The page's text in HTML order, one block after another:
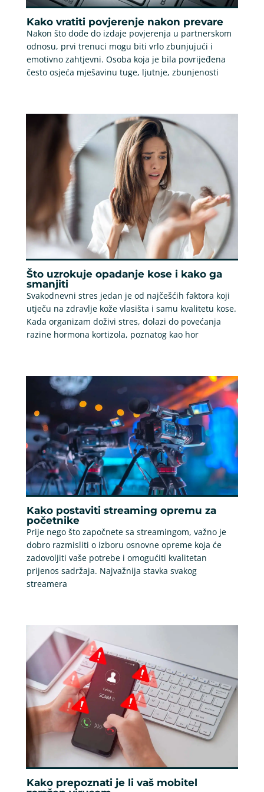
Kako vratiti povjerenje nakon prevare
Nakon što dođe do izdaje povjerenja u partnerskom
odnosu, prvi trenuci mogu biti vrlo zbunjujući i
emotivno zahtjevni. Osoba koja je bila povrijeđena
često osjeća mješavinu tuge, ljutnje, zbunjenosti
Što uzrokuje opadanje kose i kako ga
smanjiti
Svakodnevni stres jedan je od najčešćih faktora koji
utječu na zdravlje kože vlasišta i samu kvalitetu kose.
Kada organizam doživi stres, dolazi do povećanja
razine hormona kortizola, poznatog kao hor
Kako postaviti streaming opremu za
početnike
Prije nego što započnete sa streamingom, važno je
dobro razmisliti o izboru osnovne opreme koja će
zadovoljiti vaše potrebe i omogućiti kvalitetan
prijenos sadržaja. Najvažnija stavka svakog
streamera
Kako prepoznati je li vaš mobitel